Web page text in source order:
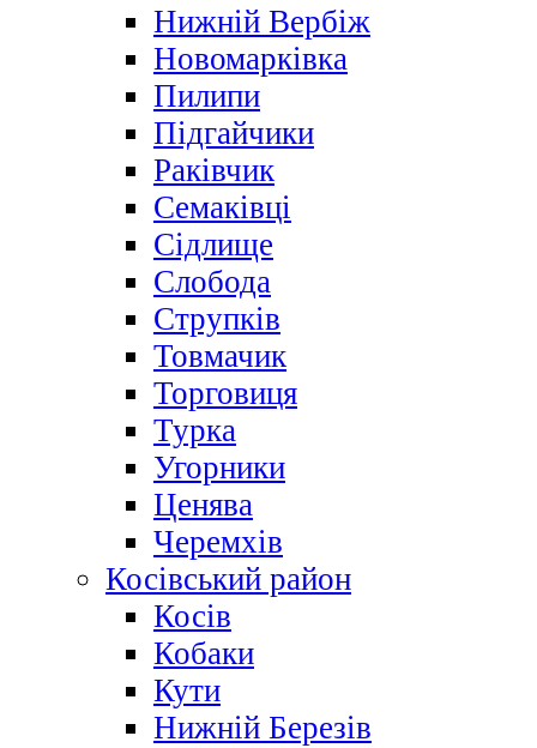
Нижній Вербіж
Новомарківка
Пилипи
Підгайчики
Раківчик
Семаківці
Сідлище
Слобода
Струпків
Товмачик
Торговиця
Турка
Угорники
Ценява
Черемхів
Косівський район
Косів
Кобаки
Кути
Нижній Березів